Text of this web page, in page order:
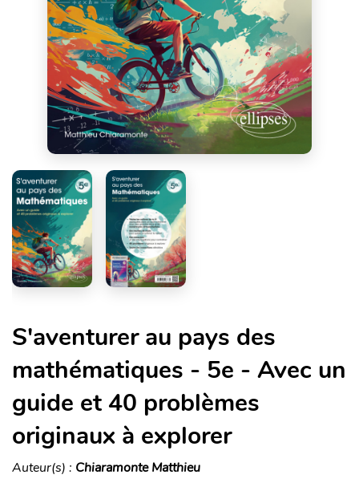
S'aventurer au pays des
mathématiques - 5e - Avec un
guide et 40 problèmes
originaux à explorer
Auteur(s) : Chiaramonte Matthieu